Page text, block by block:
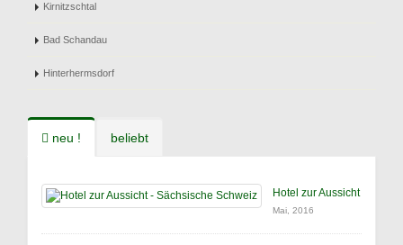
Kirnitzschtal
Bad Schandau
Hinterhermsdorf
neu ! beliebt
Hotel zur Aussicht
Mai, 2016